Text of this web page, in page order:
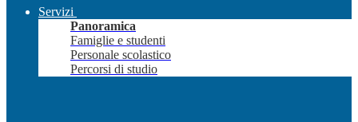
Servizi
Panoramica
Famiglie e studenti
Personale scolastico
Percorsi di studio